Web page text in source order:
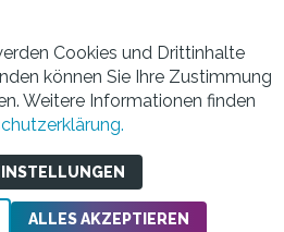
5, 59065 Hamm. Fon:
Mail:info@startupteens.de
Datenschutzerklärung
Cookies und Drittinhalte
können Sie Ihre Zustimmung
Weitere Informationen finden
ALLES AKZEPTIEREN